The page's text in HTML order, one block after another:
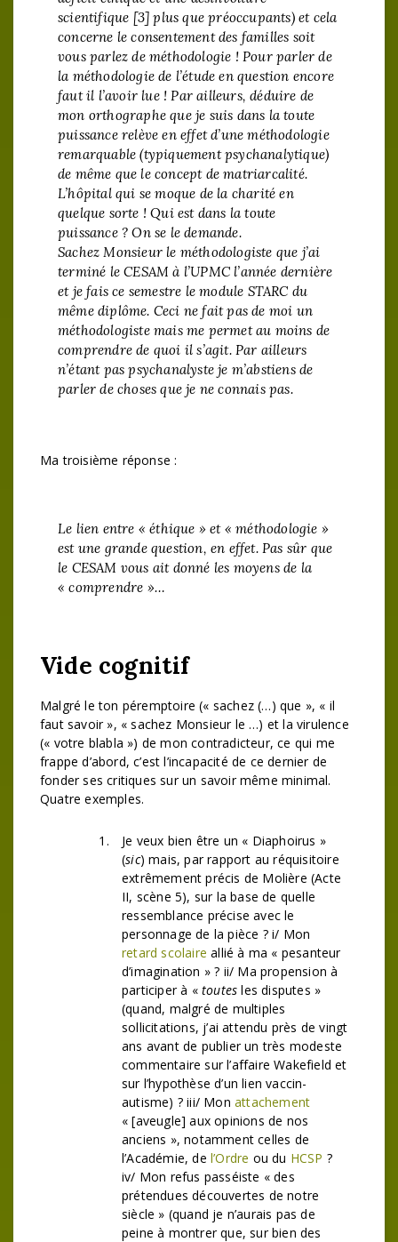
scientifique [3] plus que préoccupants) et cela
concerne le consentement des familles soit
vous parlez de méthodologie ! Pour parler de
la méthodologie de l’étude en question encore
faut il l’avoir lue ! Par ailleurs, déduire de
mon orthographe que je suis dans la toute
puissance relève en effet d’une méthodologie
remarquable (typiquement psychanalytique)
de même que le concept de matriarcalité.
L’hôpital qui se moque de la charité en
quelque sorte ! Qui est dans la toute
puissance ? On se le demande.
Sachez Monsieur le méthodologiste que j’ai
terminé le CESAM à l’UPMC l’année dernière
et je fais ce semestre le module STARC du
même diplôme. Ceci ne fait pas de moi un
méthodologiste mais me permet au moins de
comprendre de quoi il s’agit. Par ailleurs
n’étant pas psychanalyste je m’abstiens de
parler de choses que je ne connais pas.
Ma troisième réponse :
Le lien entre « éthique » et « méthodologie »
est une grande question, en effet. Pas sûr que
le CESAM vous ait donné les moyens de la
« comprendre »…
Vide cognitif
Malgré le ton péremptoire (« sachez (…) que », « il
faut savoir », « sachez Monsieur le …) et la virulence
(« votre blabla ») de mon contradicteur, ce qui me
frappe d’abord, c’est l’incapacité de ce dernier de
fonder ses critiques sur un savoir même minimal.
Quatre exemples.
Je veux bien être un « Diaphoirus »
(sic) mais, par rapport au réquisitoire
extrêmement précis de Molière (Acte
II, scène 5), sur la base de quelle
ressemblance précise avec le
personnage de la pièce ? i/ Mon
retard scolaire allié à ma « pesanteur
d’imagination » ? ii/ Ma propension à
participer à « toutes les disputes »
(quand, malgré de multiples
sollicitations, j’ai attendu près de vingt
ans avant de publier un très modeste
commentaire sur l’affaire Wakefield et
sur l’hypothèse d’un lien vaccin-
autisme) ? iii/ Mon attachement
« [aveugle] aux opinions de nos
anciens », notamment celles de
l’Académie, de l’Ordre ou du HCSP ?
iv/ Mon refus passéiste « des
prétendues découvertes de notre
siècle » (quand je n’aurais pas de
peine à montrer que, sur bien des